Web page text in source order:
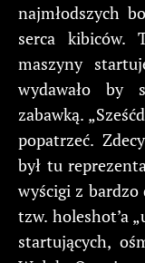
najmłodszych
serca kibiców.
maszyny
wydawało by
zabawką.
popatrzeć.
był tu
wyścigi z bardzo
tzw. holeshot’a
startujących,